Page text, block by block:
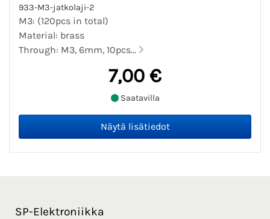
933-M3-jatkolaji-2
M3: (120pcs in total)
Material: brass
Through: M3, 6mm, 10pcs...
7,00 €
Saatavilla
SP-Elektroniikka